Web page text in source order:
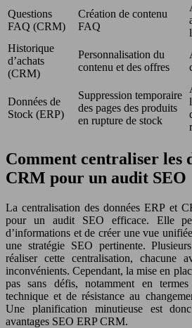
Questions
FAQ (CRM)
Création de contenu
FAQ
Historique
d’achats
(CRM)
Personnalisation du
contenu et des offres
Données de
Stock (ERP)
Suppression temporaire
des pages des produits
en rupture de stock
Comment centraliser les
CRM pour un audit SEO
La centralisation des données ERP et
pour un audit SEO efficace. Elle
d’informations et de créer une vue
une stratégie SEO pertinente.
réaliser cette centralisation, chacune
inconvénients. Cependant, la mise en
pas sans défis, notamment en
technique et de résistance au
Une planification minutieuse est
avantages SEO ERP CRM.